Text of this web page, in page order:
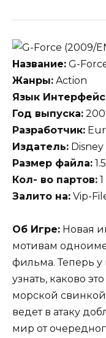
Название: G-
Жанры: Action
Язык
Год выпуска:
Разработчик:
Издатель: Disney
Размер файла:
Кол- во партов:
Залито на: Vip-
Об Игре: Новая
мотивам
фильма. Теперь у
узнать, каково
морской
ведет в атаку
мир от